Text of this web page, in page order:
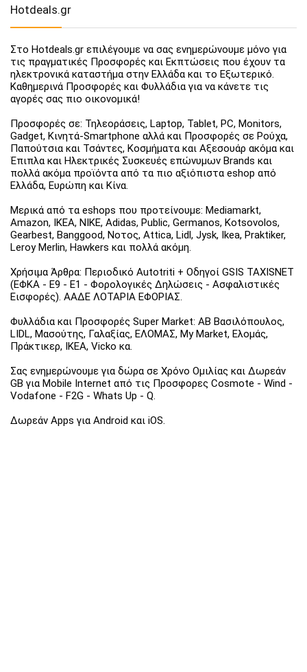
Hotdeals.gr
Στο Hotdeals.gr επιλέγουμε να σας ενημερώνουμε μόνο για
τις πραγματικές Προσφορές και Εκπτώσεις που έχουν τα
ηλεκτρονικά καταστήμα στην Ελλάδα και το Εξωτερικό.
Καθημερινά Προσφορές και Φυλλάδια για να κάνετε τις
αγορές σας πιο οικονομικά!
Προσφορές σε: Τηλεοράσεις, Laptop, Tablet, PC, Monitors,
Gadget, Κινητά-Smartphone αλλά και Προσφορές σε Ρούχα,
Παπούτσια και Τσάντες, Κοσμήματα και Αξεσουάρ ακόμα και
Έπιπλα και Ηλεκτρικές Συσκευές επώνυμων Brands και
πολλά ακόμα προϊόντα από τα πιο αξιόπιστα eshop από
Ελλάδα, Ευρώπη και Κίνα.
Μερικά από τα eshops που προτείνουμε: Mediamarkt,
Amazon, IKEA, NIKE, Adidas, Public, Germanos, Kotsovolos,
Gearbest, Banggood, Νοτος, Attica, Lidl, Jysk, Ikea, Praktiker,
Leroy Merlin, Hawkers και πολλά ακόμη.
Χρήσιμα Άρθρα: Περιοδικό Autotriti + Οδηγοί GSIS TAXISNET
(ΕΦΚΑ - Ε9 - Ε1 - Φορολογικές Δηλώσεις - Ασφαλιστικές
Εισφορές). ΑΑΔΕ ΛΟΤΑΡΙΑ ΕΦΟΡΙΑΣ.
Φυλλάδια και Προσφορές Super Market: ΑΒ Βασιλόπουλος,
LIDL, Μασούτης, Γαλαξίας, ΕΛΟΜΑΣ, My Market, Ελομάς,
Πράκτικερ, ΙΚΕΑ, Vicko κα.
Σας ενημερώνουμε για δώρα σε Χρόνο Ομιλίας και Δωρεάν
GB για Mobile Internet από τις Προσφορες Cosmote - Wind -
Vodafone - F2G - Whats Up - Q.
Δωρεάν Apps για Android και iOS.